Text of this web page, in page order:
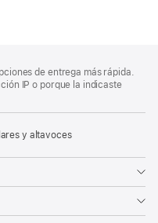
de entrega más rápida.
IP o porque la indicaste
y altavoces